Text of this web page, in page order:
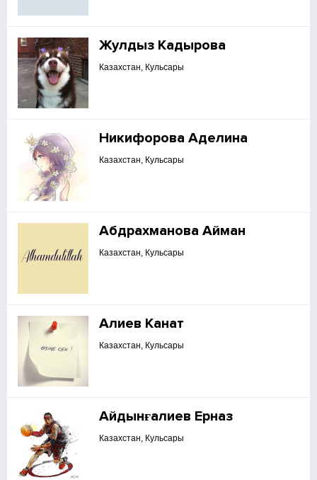
Жулдыз Кадырова
Казахстан, Кульсары
Никифорова Аделина
Казахстан, Кульсары
Абдрахманова Айман
Казахстан, Кульсары
Алиев Канат
Казахстан, Кульсары
Айдынғалиев Ерназ
Казахстан, Кульсары